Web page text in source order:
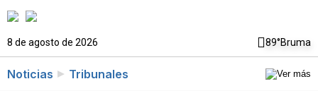
8 de agosto de 2026 89°Bruma
Noticias Tribunales